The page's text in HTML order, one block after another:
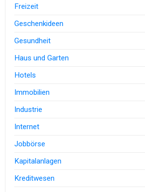
Freizeit
Geschenkideen
Gesundheit
Haus und Garten
Hotels
Immobilien
Industrie
Internet
Jobbörse
Kapitalanlagen
Kreditwesen